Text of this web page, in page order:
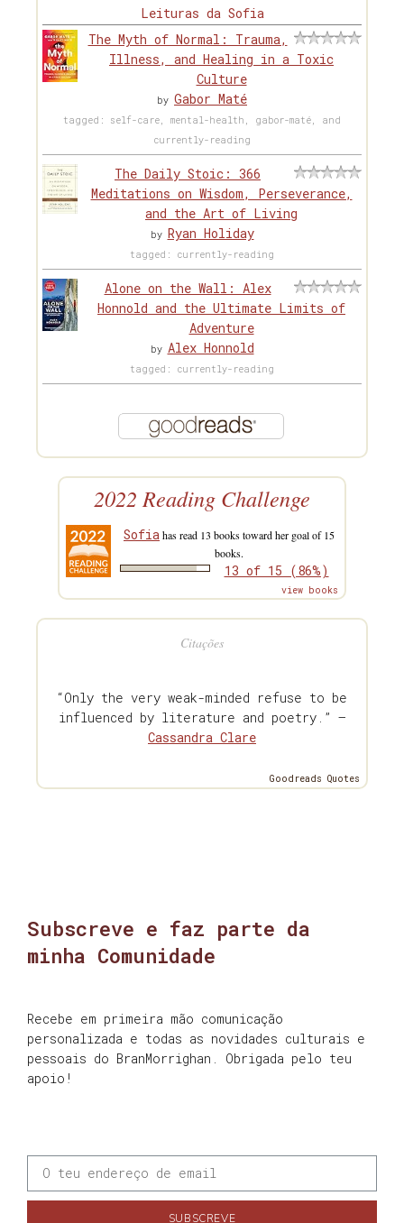
Leituras da Sofia
The Myth of Normal: Trauma,
Illness, and Healing in a Toxic
Culture
by Gabor Maté
tagged: self-care, mental-health, gabor-maté, and
currently-reading
The Daily Stoic: 366
Meditations on Wisdom, Perseverance,
and the Art of Living
by Ryan Holiday
tagged: currently-reading
Alone on the Wall: Alex
Honnold and the Ultimate Limits of
Adventure
by Alex Honnold
tagged: currently-reading
2022 Reading Challenge
Sofia has read 13 books toward her goal of 15
books.
13 of 15 (86%)
view books
Citações
“Only the very weak-minded refuse to be
influenced by literature and poetry.” —
Cassandra Clare
Goodreads Quotes
Subscreve e faz parte da
minha Comunidade
Recebe em primeira mão comunicação
personalizada e todas as novidades culturais e
pessoais do BranMorrighan. Obrigada pelo teu
apoio!
SUBSCREVE